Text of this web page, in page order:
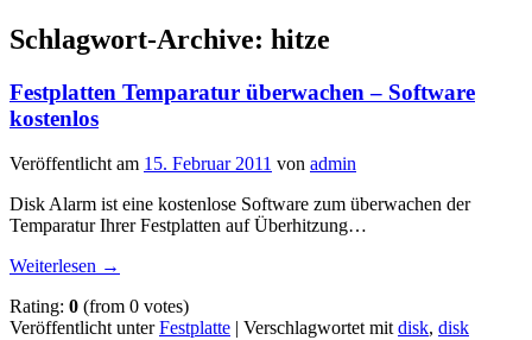
Schlagwort-Archive: hitze
Festplatten Temparatur überwachen – Software
kostenlos
Veröffentlicht am 15. Februar 2011 von admin
Disk Alarm ist eine kostenlose Software zum überwachen der
Temparatur Ihrer Festplatten auf Überhitzung…
Weiterlesen →
Rating: 0 (from 0 votes)
Veröffentlicht unter Festplatte | Verschlagwortet mit disk, disk